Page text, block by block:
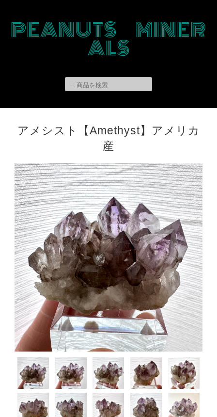
PEANUTS MINER
ALS
アメシスト【Amethyst】アメリカ
産